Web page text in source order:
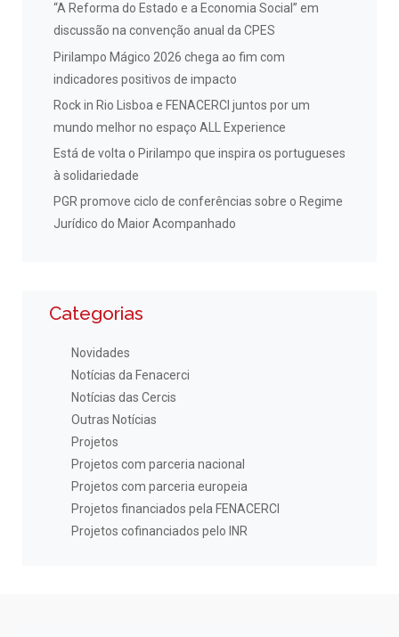
“A Reforma do Estado e a Economia Social” em
discussão na convenção anual da CPES
Pirilampo Mágico 2026 chega ao fim com
indicadores positivos de impacto
Rock in Rio Lisboa e FENACERCI juntos por um
mundo melhor no espaço ALL Experience
Está de volta o Pirilampo que inspira os portugueses
à solidariedade
PGR promove ciclo de conferências sobre o Regime
Jurídico do Maior Acompanhado
Categorias
Novidades
Notícias da Fenacerci
Notícias das Cercis
Outras Notícias
Projetos
Projetos com parceria nacional
Projetos com parceria europeia
Projetos financiados pela FENACERCI
Projetos cofinanciados pelo INR